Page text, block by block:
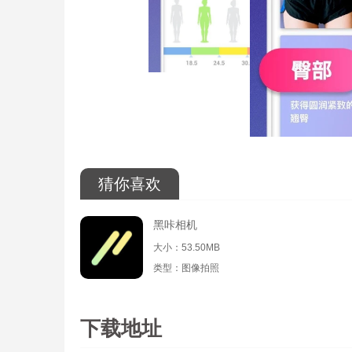
猜你喜欢
黑咔相机
大小：53.50MB
类型：图像拍照
下载地址